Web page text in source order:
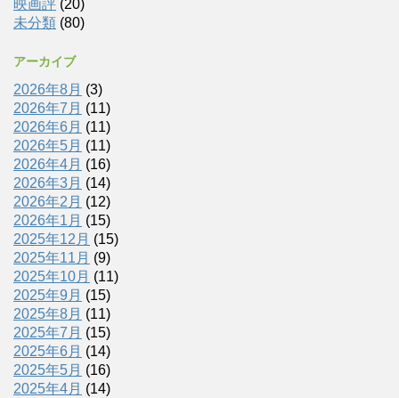
映画評 (20)
未分類 (80)
アーカイブ
2026年8月 (3)
2026年7月 (11)
2026年6月 (11)
2026年5月 (11)
2026年4月 (16)
2026年3月 (14)
2026年2月 (12)
2026年1月 (15)
2025年12月 (15)
2025年11月 (9)
2025年10月 (11)
2025年9月 (15)
2025年8月 (11)
2025年7月 (15)
2025年6月 (14)
2025年5月 (16)
2025年4月 (14)